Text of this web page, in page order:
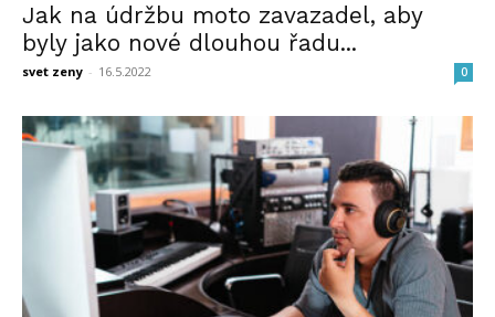
Jak na údržbu moto zavazadel, aby
byly jako nové dlouhou řadu...
svet zeny - 16.5.2022 0